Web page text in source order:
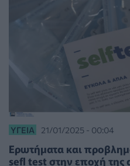
ΥΓΕΊΑ 21/01/2025 - 00:04
Eρωτήματα και
sefl test στην εποχή της